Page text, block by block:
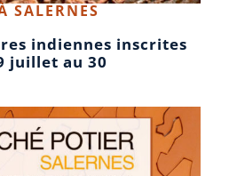
SALERNES
indiennes inscrites
juillet au 30